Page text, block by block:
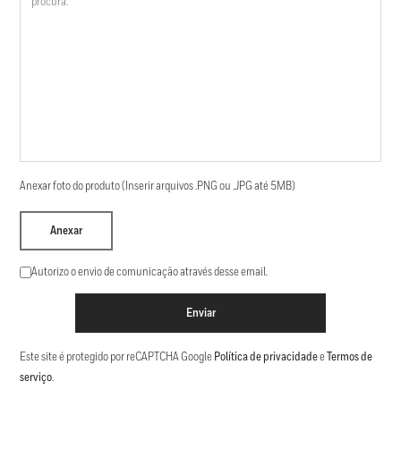
Anexar foto do produto (Inserir arquivos .PNG ou .JPG até 5MB)
Anexar
Autorizo o envio de comunicação através desse email.
Enviar
Este site é protegido por reCAPTCHA Google Política de privacidadee Termos de
serviço.